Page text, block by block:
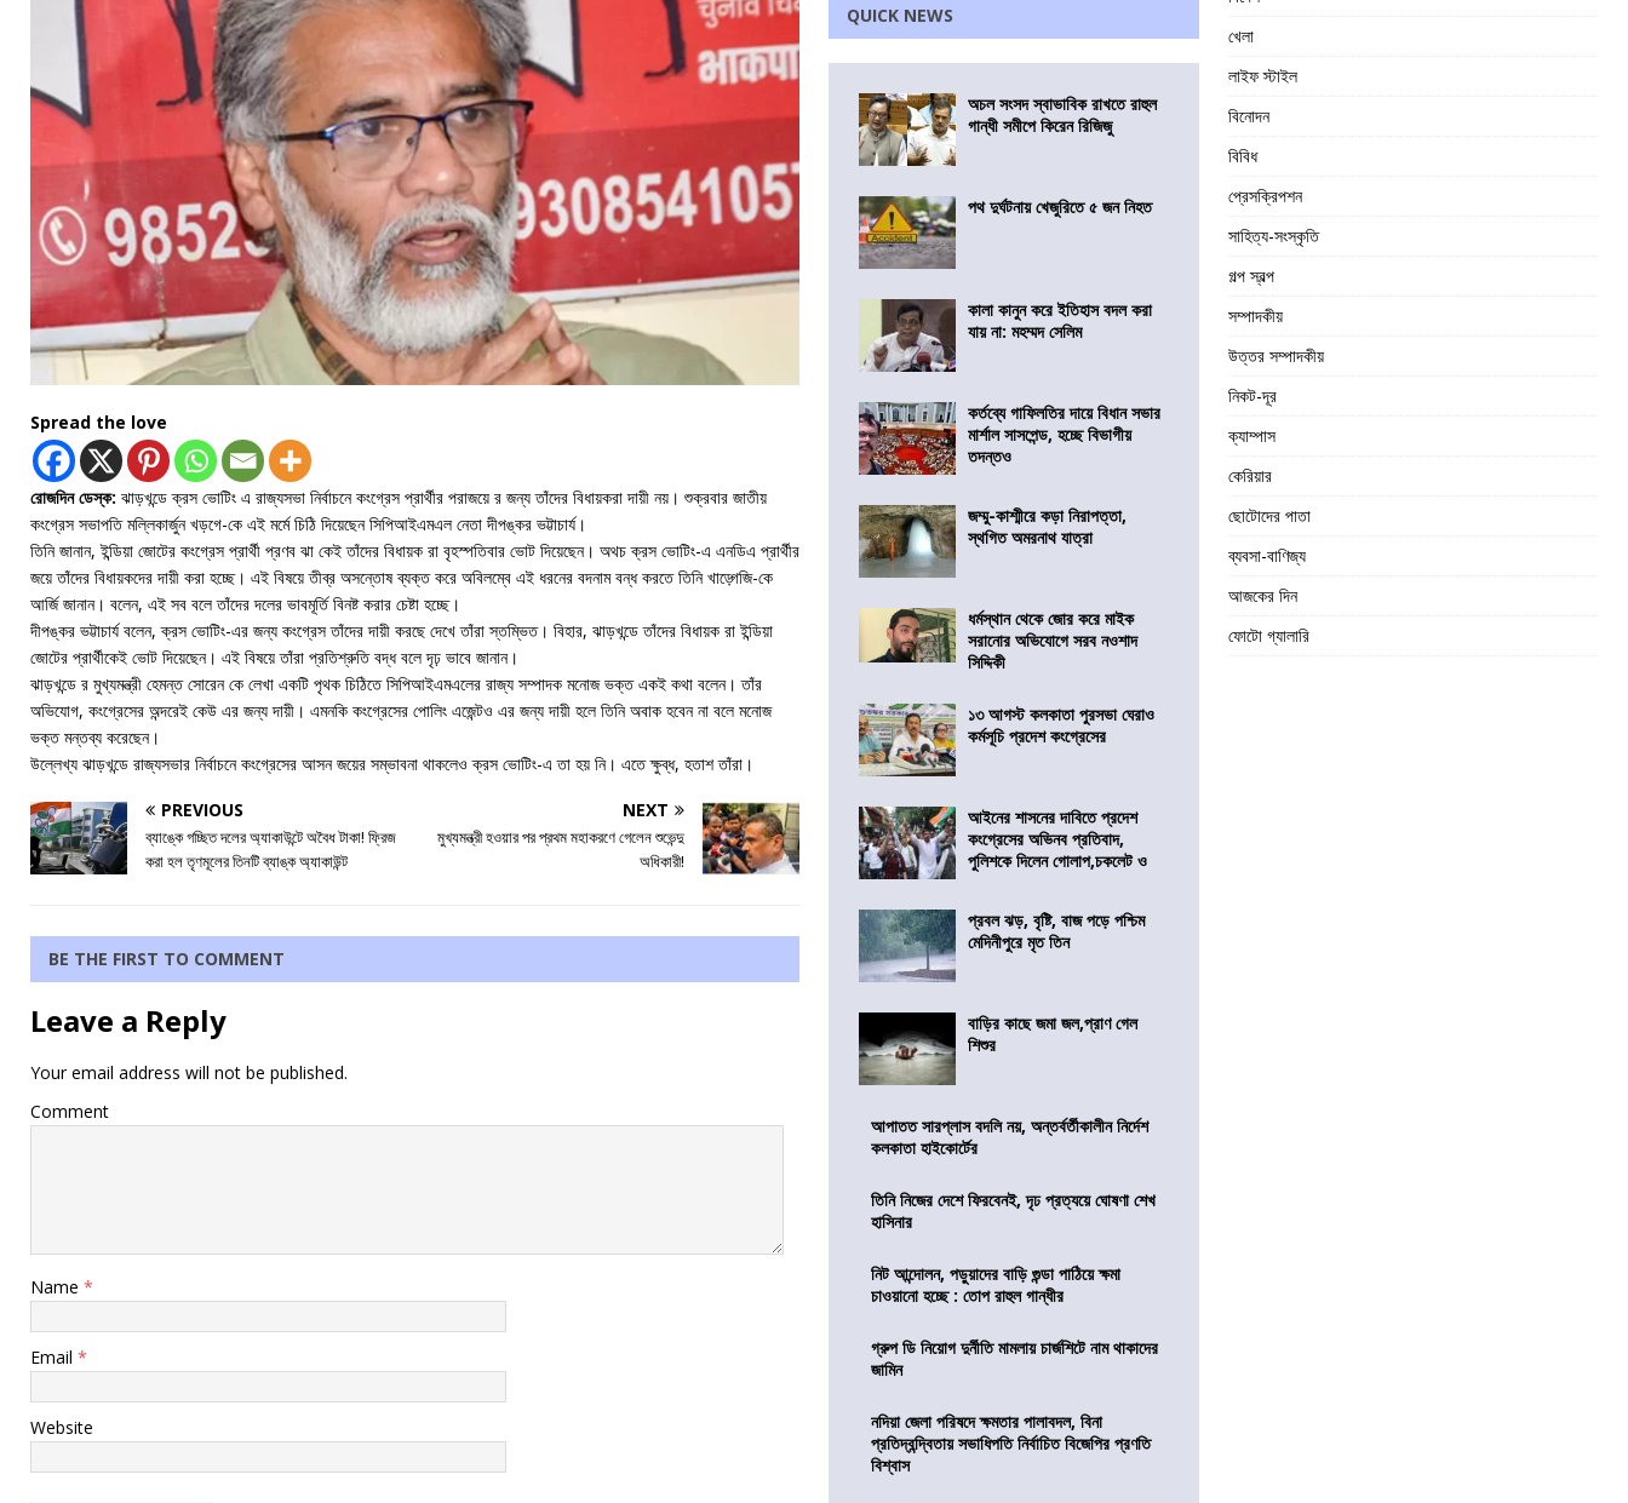
Spread the love
রোজদিন ডেস্ক: ঝাড়খন্ডে ক্রস ভোটিং এ রাজ্যসভা নির্বাচনে কংগ্রেস প্রার্থীর পরাজয়ে র জন্য তাঁদের বিধায়করা দায়ী নয়। শুক্রবার জাতীয়
কংগ্রেস সভাপতি মল্লিকার্জুন খড়গে-কে এই মর্মে চিঠি দিয়েছেন সিপিআইএমএল নেতা দীপঙ্কর ভট্টাচার্য।
তিনি জানান, ইন্ডিয়া জোটের কংগ্রেস প্রার্থী প্রণব ঝা কেই তাঁদের বিধায়ক রা বৃহস্পতিবার ভোট দিয়েছেন। অথচ ক্রস ভোটিং-এ এনডিএ প্রার্থীর
জয়ে তাঁদের বিধায়কদের দায়ী করা হচ্ছে। এই বিষয়ে তীব্র অসন্তোষ ব্যক্ত করে অবিলম্বে এই ধরনের বদনাম বন্ধ করতে তিনি খাড়্গেজি-কে
আর্জি জানান। বলেন, এই সব বলে তাঁদের দলের ভাবমূর্তি বিনষ্ট করার চেষ্টা হচ্ছে।
দীপঙ্কর ভট্টাচার্য বলেন, ক্রস ভোটিং-এর জন্য কংগ্রেস তাঁদের দায়ী করছে দেখে তাঁরা স্তম্ভিত। বিহার, ঝাড়খন্ডে তাঁদের বিধায়ক রা ইন্ডিয়া
জোটের প্রার্থীকেই ভোট দিয়েছেন। এই বিষয়ে তাঁরা প্রতিশ্রুতি বদ্ধ বলে দৃঢ় ভাবে জানান।
ঝাড়খন্ডে র মুখ্যমন্ত্রী হেমন্ত সোরেন কে লেখা একটি পৃথক চিঠিতে সিপিআইএমএলের রাজ্য সম্পাদক মনোজ ভক্ত একই কথা বলেন। তাঁর
অভিযোগ, কংগ্রেসের অন্দরেই কেউ এর জন্য দায়ী। এমনকি কংগ্রেসের পোলিং এজেন্টও এর জন্য দায়ী হলে তিনি অবাক হবেন না বলে মনোজ
ভক্ত মন্তব্য করেছেন।
উল্লেখ্য ঝাড়খন্ডে রাজ্যসভার নির্বাচনে কংগ্রেসের আসন জয়ের সম্ভাবনা থাকলেও ক্রস ভোটিং-এ তা হয় নি। এতে ক্ষুব্ধ, হতাশ তাঁরা।
PREVIOUS
ব্যাঙ্কে গচ্ছিত দলের অ্যাকাউন্টে অবৈধ টাকা! ফ্রিজ
করা হল তৃণমূলের তিনটি ব্যাঙ্ক অ্যাকাউন্ট
NEXT
মুখ্যমন্ত্রী হওয়ার পর প্রথম মহাকরণে গেলেন শুভেন্দু
অধিকারী!
BE THE FIRST TO COMMENT
Leave a Reply
Your email address will not be published.
Comment
Name *
Email *
Website
QUICK NEWS
অচল সংসদ স্বাভাবিক রাখতে রাহুল
গান্ধী সমীপে কিরেন রিজিজু
পথ দুর্ঘটনায় খেজুরিতে ৫ জন নিহত
কালা কানুন করে ইতিহাস বদল করা
যায় না: মহম্মদ সেলিম
কর্তব্যে গাফিলতির দায়ে বিধান সভার
মার্শাল সাসপেন্ড, হচ্ছে বিভাগীয়
তদন্তও
জম্মু-কাশ্মীরে কড়া নিরাপত্তা,
স্থগিত অমরনাথ যাত্রা
ধর্মস্থান থেকে জোর করে মাইক
সরানোর অভিযোগে সরব নওশাদ
সিদ্দিকী
১৩ আগস্ট কলকাতা পুরসভা ঘেরাও
কর্মসূচি প্রদেশ কংগ্রেসের
আইনের শাসনের দাবিতে প্রদেশ
কংগ্রেসের অভিনব প্রতিবাদ,
পুলিশকে দিলেন গোলাপ,চকলেট ও
প্রবল ঝড়, বৃষ্টি, বাজ পড়ে পশ্চিম
মেদিনীপুরে মৃত তিন
বাড়ির কাছে জমা জল,প্রাণ গেল
শিশুর
আপাতত সারপ্লাস বদলি নয়, অন্তর্বর্তীকালীন নির্দেশ
কলকাতা হাইকোর্টের
তিনি নিজের দেশে ফিরবেনই, দৃঢ প্রত্যয়ে ঘোষণা শেখ
হাসিনার
নিট আন্দোলন, পড়ুয়াদের বাড়ি গুন্ডা পাঠিয়ে ক্ষমা
চাওয়ানো হচ্ছে : তোপ রাহুল গান্ধীর
গ্রুপ ডি নিয়োগ দুর্নীতি মামলায় চার্জশিটে নাম থাকাদের
জামিন
নদিয়া জেলা পরিষদে ক্ষমতার পালাবদল, বিনা
প্রতিদ্বন্দ্বিতায় সভাধিপতি নির্বাচিত বিজেপির প্রণতি
বিশ্বাস
খেলা
লাইফ স্টাইল
বিনোদন
বিবিধ
প্রেসক্রিপশন
সাহিত্য-সংস্কৃতি
গল্প স্বল্প
সম্পাদকীয়
উত্তর সম্পাদকীয়
নিকট-দূর
ক্যাম্পাস
কেরিয়ার
ছোটোদের পাতা
ব্যবসা-বাণিজ্য
আজকের দিন
ফোটো গ্যালারি